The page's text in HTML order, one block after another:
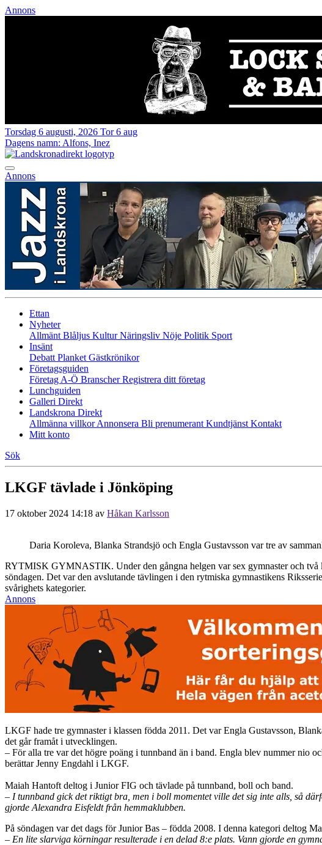
Annons
Torsdag 6 augusti, 2026 Tor 6 aug
Dagens namn: Alfons, Inez
Annons
Ettan
Nyheter
Allmänt Blåljus KulturNäringsliv Nöje Politik Sport
Insänt
Debatt Planket Gästkrönikor
Företagsguiden
Företag A-Ö BranscherRegistrera ditt företag
Lunchguiden
Galleri Direkt
Landskrona Direkt
Allmänna villkorAnnonsera Bli prenumerant Kundtjänst Kontakt
Mitt konto
Sök
LKGF tävlade i Jönköping
17 oktober 2024 14:18 av Håkan Karlsson
Daria Koroleva, Blanka Strandsjö och Engla Gustavsson var tre av
RYTMISK GYMNASTIK. Under den gångna helgen var sex gymnaster och
söndagen. Det var den avslutande tävlingen i den rytmiska gymnastikens
svårighets kategorier.
Annons
LKGF hade tre gymnaster i klassen födda 2011. Det var Engla Gustavsson,
det går framåt i utvecklingen.
– För alla tre var det högre poäng i tunnband än i band. Engla blev nummer nio
berättar Jenny Engdahl i LKGF.
Maiah Hantoft deltog i Junior FIG och tävlade på tunnband, boll och band.
– I tunnband gick det riktigt bra, men i boll momentet ville det sig inte alls, så
gjorde Alexandra Eisfeldt från hemmaklubben.
På söndagen var det dags för Junior Bas – födda 2008. I denna kategori deltog
– En lite slarviga körningar resulterade i en delad 8:e plats. Vann gjorde en